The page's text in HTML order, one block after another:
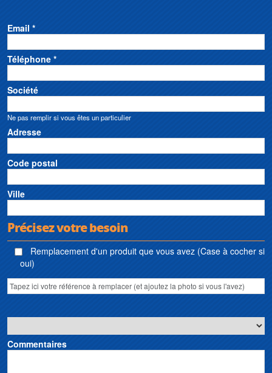
Email *
Téléphone *
Société
Ne pas remplir si vous êtes un particulier
Adresse
Code postal
Ville
Précisez votre besoin
Remplacement d'un produit que vous avez (Case à cocher si
oui)
Commentaires